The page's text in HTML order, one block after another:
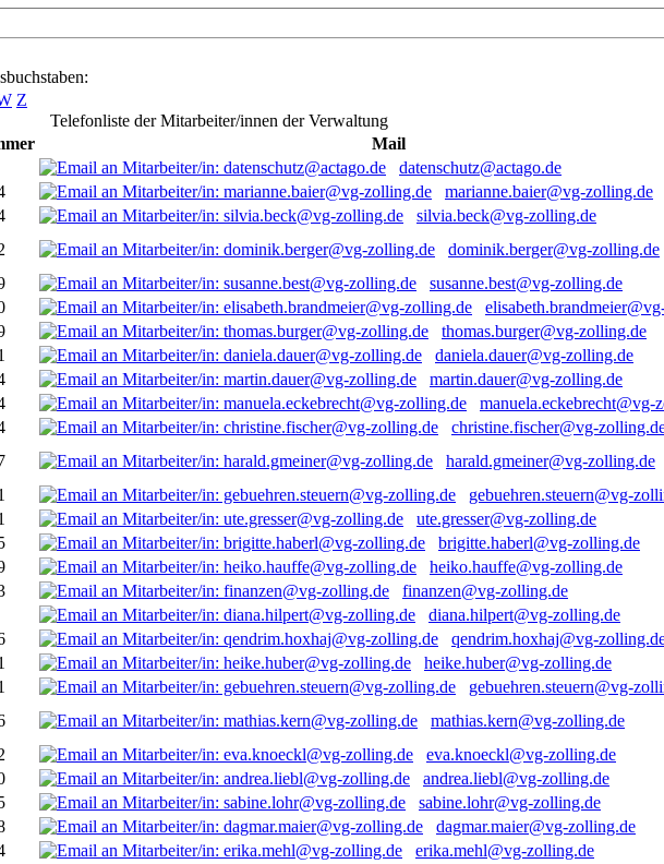
Z
Telefonliste der Mitarbeiter/innen der Verwaltung
Mail
datenschutz@actago.de
marianne.baier@vg-zolling.de
silvia.beck@vg-zolling.de
dominik.berger@vg-zolling.de
susanne.best@vg-zolling.de
thomas.burger@vg-zolling.de
daniela.dauer@vg-zolling.de
martin.dauer@vg-zolling.de
manuela.eckebrecht@vg-
christine.fischer@vg-
harald.gmeiner@vg-zolling.de
gebuehren.steuern@vg-
ute.gresser@vg-zolling.de
brigitte.haberl@vg-zolling.de
heiko.hauffe@vg-zolling.de
finanzen@vg-zolling.de
diana.hilpert@vg-zolling.de
qendrim.hoxhaj@vg-
heike.huber@vg-zolling.de
gebuehren.steuern@vg-
mathias.kern@vg-zolling.de
eva.knoeckl@vg-zolling.de
andrea.liebl@vg-zolling.de
sabine.lohr@vg-zolling.de
dagmar.maier@vg-zolling.de
erika.mehl@vg-zolling.de